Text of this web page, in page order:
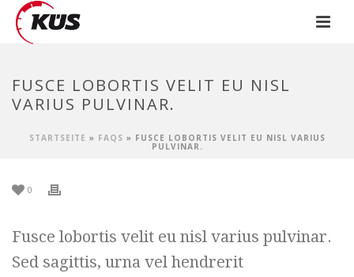
FUSCE LOBORTIS VELIT EU NISL
VARIUS PULVINAR.
STARTSEITE » FAQS » FUSCE LOBORTIS VELIT EU NISL VARIUS
PULVINAR.
0
Fusce lobortis velit eu nisl varius pulvinar.
Sed sagittis, urna vel hendrerit